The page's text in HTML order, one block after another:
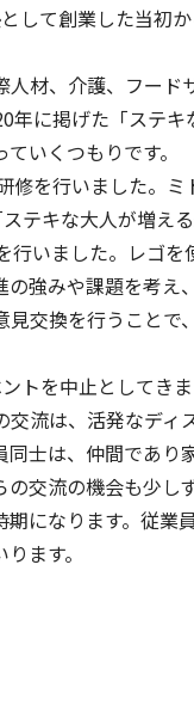
育児・暮らしサービ
して創業した当初
材、介護、フー
に掲げた「ステ
いくつもりです。
を行いました。
テキな大人が増え
いました。レゴ
強みや課題を考
交換を行うことで
トを中止としてき
流は、活発なデ
士は、仲間であ
交流の機会も少し
になります。従
ます。